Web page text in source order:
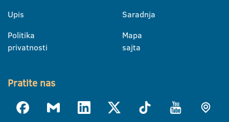
Upis
Politika
privatnosti
Saradnja
Mapa
sajta
Pratite nas